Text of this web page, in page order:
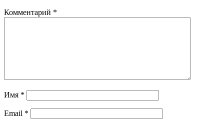
Комментарий *
Имя *
Email *